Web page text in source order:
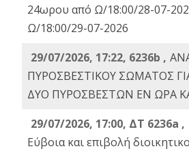
24ωρου από Ω/18:00/28-07-
Ω/18:00/29-07-2026
29/07/2026, 17:22, 6236b ,
ΠΥΡΟΣΒΕΣΤΙΚΟΥ ΣΩΜΑΤΟΣ
ΔΥΟ ΠΥΡΟΣΒΕΣΤΩΝ ΕΝ ΩΡΑ
29/07/2026, 17:00, ΔΤ 6236a ,
Εύβοια και επιβολή